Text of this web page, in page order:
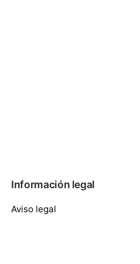
Información legal
Aviso legal